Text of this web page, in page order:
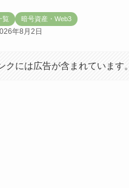
覧 暗号資産・Web3
年8月2日
クには広告が含まれています。